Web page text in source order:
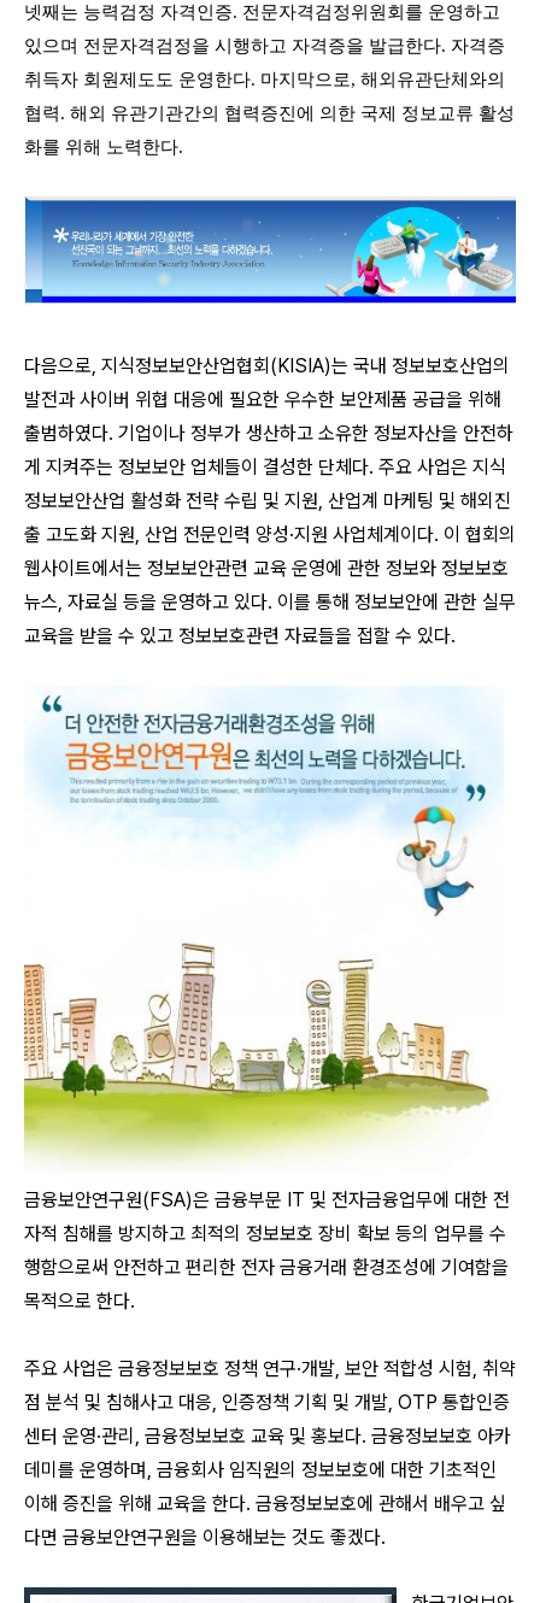
넷째는 능력검정 자격인증. 전문자격검정위원회를 운영하고
있으며 전문자격검정을 시행하고 자격증을 발급한다. 자격증
취득자 회원제도도 운영한다. 마지막으로, 해외유관단체와의
협력. 해외 유관기관간의 협력증진에 의한 국제 정보교류 활성
화를 위해 노력한다.
다음으로, 지식정보보안산업협회(KISIA)는 국내 정보보호산업의
발전과 사이버 위협 대응에 필요한 우수한 보안제품 공급을 위해
출범하였다. 기업이나 정부가 생산하고 소유한 정보자산을 안전하
게 지켜주는 정보보안 업체들이 결성한 단체다. 주요 사업은 지식
정보보안산업 활성화 전략 수립 및 지원, 산업계 마케팅 및 해외진
출 고도화 지원, 산업 전문인력 양성·지원 사업체계이다. 이 협회의
웹사이트에서는 정보보안관련 교육 운영에 관한 정보와 정보보호
뉴스, 자료실 등을 운영하고 있다. 이를 통해 정보보안에 관한 실무
교육을 받을 수 있고 정보보호관련 자료들을 접할 수 있다.
금융보안연구원(FSA)은 금융부문 IT 및 전자금융업무에 대한 전
자적 침해를 방지하고 최적의 정보보호 장비 확보 등의 업무를 수
행함으로써 안전하고 편리한 전자 금융거래 환경조성에 기여함을
목적으로 한다.
주요 사업은 금융정보보호 정책 연구·개발, 보안 적합성 시험, 취약
점 분석 및 침해사고 대응, 인증정책 기획 및 개발, OTP 통합인증
센터 운영·관리, 금융정보보호 교육 및 홍보다. 금융정보보호 아카
데미를 운영하며, 금융회사 임직원의 정보보호에 대한 기초적인
이해 증진을 위해 교육을 한다. 금융정보보호에 관해서 배우고 싶
다면 금융보안연구원을 이용해보는 것도 좋겠다.